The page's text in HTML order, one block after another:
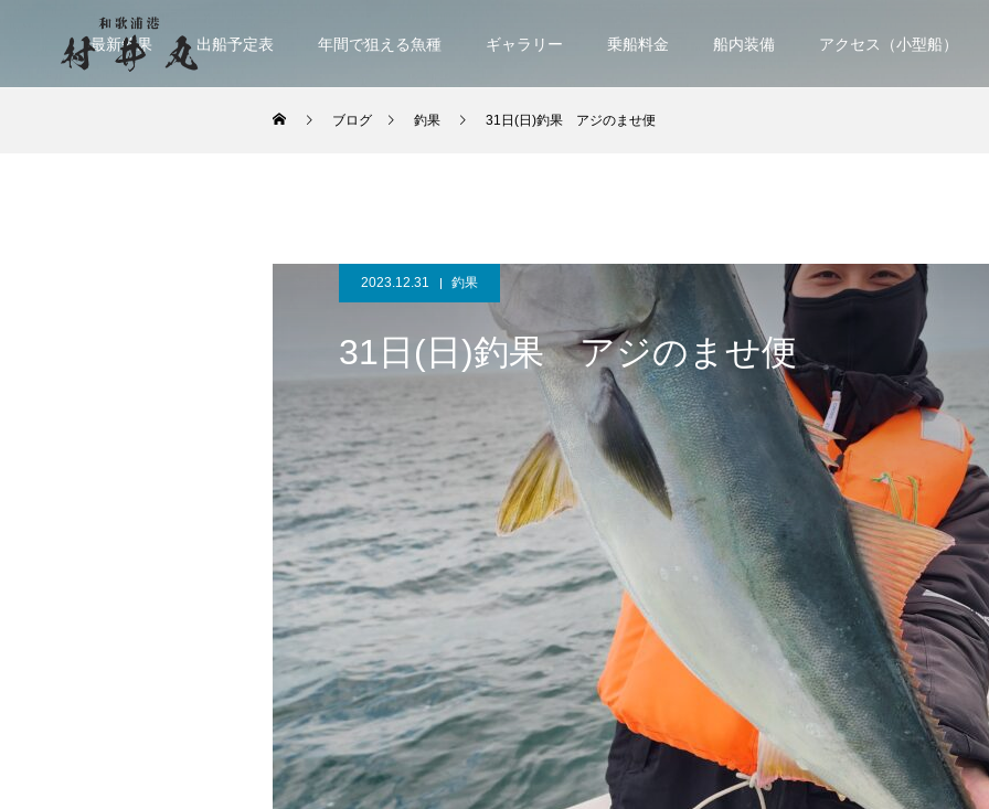
最新釣果 出船予定表 年間で狙える魚種 ギャラリー 乗船料金 船内装備 アクセス（小型船）
ブログ 釣果 31日(日)釣果 アジのませ便
2023.12.31 釣果
31日(日)釣果 アジのませ便